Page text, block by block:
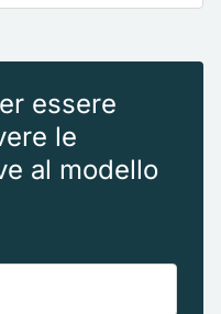
essere
le
al modello